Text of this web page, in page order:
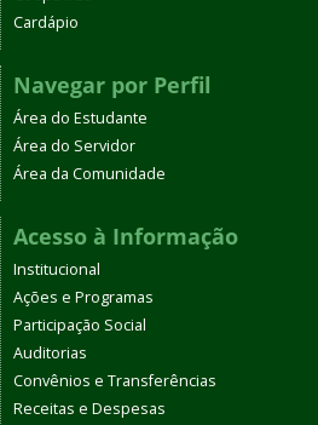
Cardápio
Navegar por Perfil
Área do Estudante
Área do Servidor
Área da Comunidade
Acesso à Informação
Institucional
Ações e Programas
Participação Social
Auditorias
Convênios e Transferências
Receitas e Despesas